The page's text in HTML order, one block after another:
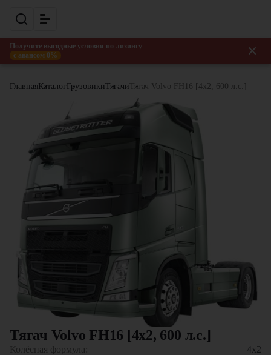
Получите выгодные условия по лизингу
с авансом 0%
Главная Каталог ГрузовикиТягачи Тягач Volvo FH16 [4x2, 600 л.с.]
Тягач Volvo FH16 [4x2, 600 л.с.]
Колёсная формула:
4x2